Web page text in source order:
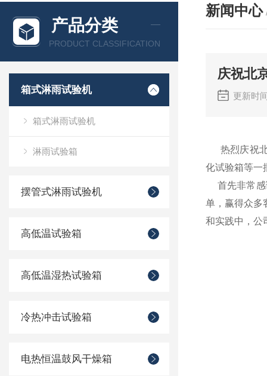
产品分类
PRODUCT CLASSIFICATION
箱式淋雨试验机
箱式淋雨试验机
淋雨试验箱
摆管式淋雨试验机
高低温试验箱
高低温湿热试验箱
冷热冲击试验箱
电热恒温鼓风干燥箱
新闻中心
庆祝北
更新时
热烈庆祝北
化试验箱等一
首先非常感
单，赢得众多
和实践中，公